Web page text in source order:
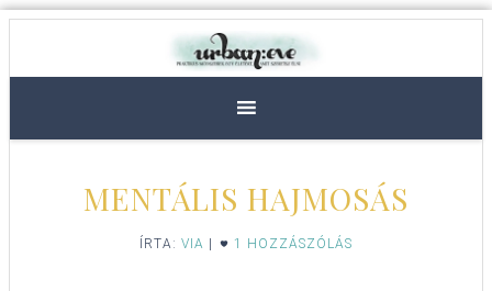
MENTÁLIS HAJMOSÁS
ÍRTA: VIA 1 HOZZÁSZÓLÁS